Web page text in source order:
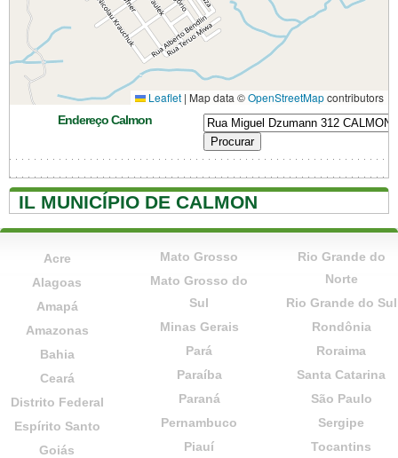
Leaflet | Map data ©OpenStreetMapcontributors
Endereço Calmon
IL MUNICÍPIO DE CALMON
Acre
Alagoas
Amapá
Amazonas
Bahia
Ceará
Distrito Federal
Espírito Santo
Goiás
Mato Grosso
Mato Grosso do
Sul
Minas Gerais
Pará
Paraíba
Paraná
Pernambuco
Piauí
Rio Grande do
Norte
Rio Grande do Sul
Rondônia
Roraima
Santa Catarina
São Paulo
Sergipe
Tocantins